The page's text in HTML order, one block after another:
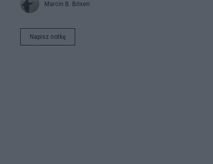
Marcin B. Brixen
Napisz notkę